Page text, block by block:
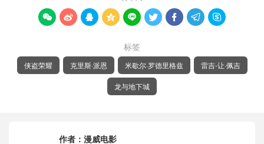
        
标签
侠盗荣耀 克里斯·派恩 米歇尔·罗德里格兹 雷吉-让·佩吉
龙与地下城
作者： 漫威电影